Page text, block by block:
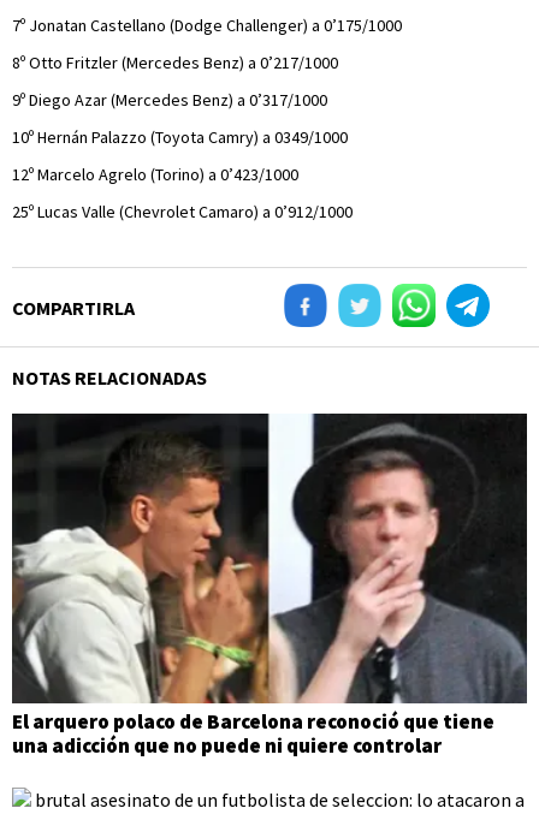
7º Jonatan Castellano (Dodge Challenger) a 0’175/1000
8º Otto Fritzler (Mercedes Benz) a 0’217/1000
9º Diego Azar (Mercedes Benz) a 0’317/1000
10º Hernán Palazzo (Toyota Camry) a 0349/1000
12º Marcelo Agrelo (Torino) a 0’423/1000
25º Lucas Valle (Chevrolet Camaro) a 0’912/1000
COMPARTIRLA
NOTAS RELACIONADAS
El arquero polaco de Barcelona reconoció que tiene
una adicción que no puede ni quiere controlar